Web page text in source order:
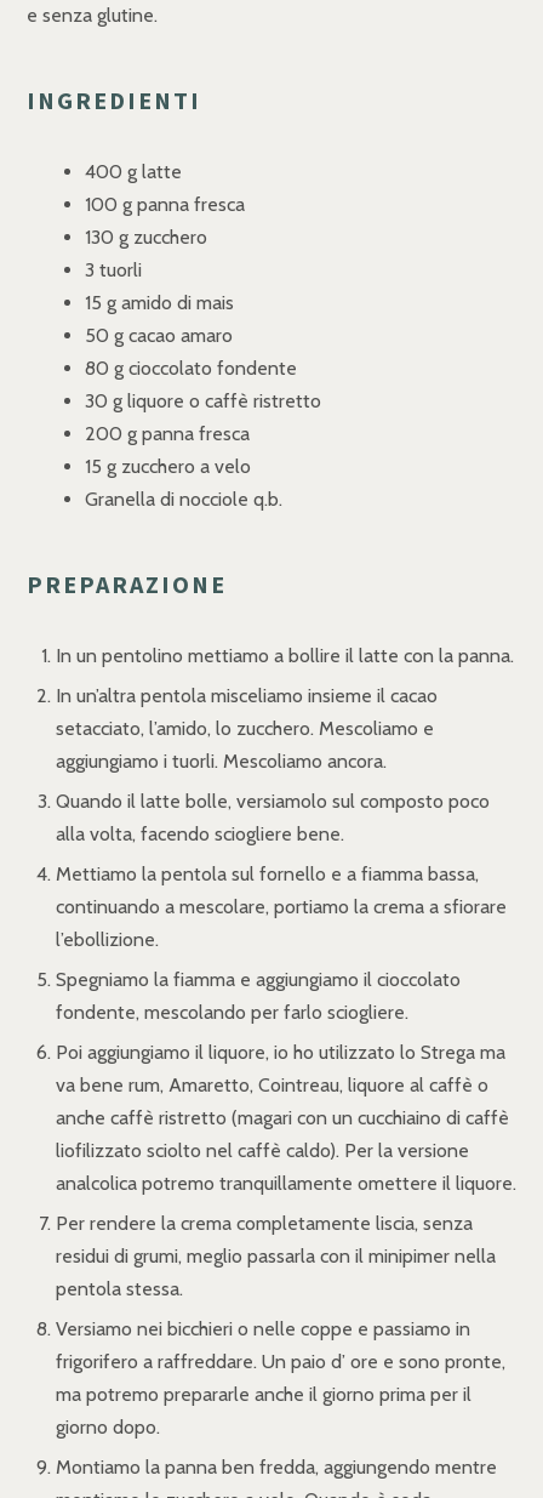
e senza glutine.
INGREDIENTI
400 g latte
100 g panna fresca
130 g zucchero
3 tuorli
15 g amido di mais
50 g cacao amaro
80 g cioccolato fondente
30 g liquore o caffè ristretto
200 g panna fresca
15 g zucchero a velo
Granella di nocciole q.b.
PREPARAZIONE
In un pentolino mettiamo a bollire il latte con la panna.
In un’altra pentola misceliamo insieme il cacao
setacciato, l’amido, lo zucchero. Mescoliamo e
aggiungiamo i tuorli. Mescoliamo ancora.
Quando il latte bolle, versiamolo sul composto poco
alla volta, facendo sciogliere bene.
Mettiamo la pentola sul fornello e a fiamma bassa,
continuando a mescolare, portiamo la crema a sfiorare
l’ebollizione.
Spegniamo la fiamma e aggiungiamo il cioccolato
fondente, mescolando per farlo sciogliere.
Poi aggiungiamo il liquore, io ho utilizzato lo Strega ma
va bene rum, Amaretto, Cointreau, liquore al caffè o
anche caffè ristretto (magari con un cucchiaino di caffè
liofilizzato sciolto nel caffè caldo). Per la versione
analcolica potremo tranquillamente omettere il liquore.
Per rendere la crema completamente liscia, senza
residui di grumi, meglio passarla con il minipimer nella
pentola stessa.
Versiamo nei bicchieri o nelle coppe e passiamo in
frigorifero a raffreddare. Un paio d’ ore e sono pronte,
ma potremo prepararle anche il giorno prima per il
giorno dopo.
Montiamo la panna ben fredda, aggiungendo mentre